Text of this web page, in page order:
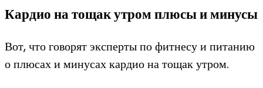
Кардио на тощак утром плюсы и минусы
Вот, что говорят эксперты по фитнесу и питанию
о плюсах и минусах кардио на тощак утром.